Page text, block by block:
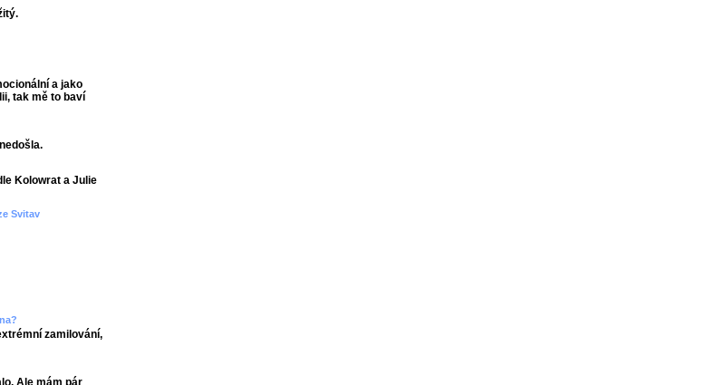
a jako
tak mě to baví
Kolowrat a Julie
Svitav
zamilování,